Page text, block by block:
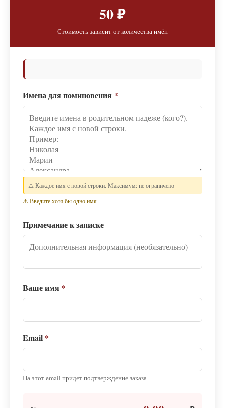
50 ₽
Стоимость зависит от количества имён
Имена для поминовения *
⚠️ Каждое имя с новой строки. Максимум: не ограничено
⚠️ Введите хотя бы одно имя
Примечание к записке
Ваше имя *
Email *
На этот email придет подтверждение заказа